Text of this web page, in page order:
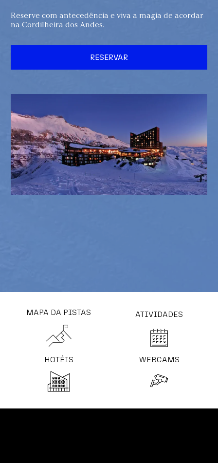
Reserve com antecedência e viva a magia de acordar
na Cordilheira dos Andes.
RESERVAR
MAPA DA PISTAS ATIVIDADES
HOTÉIS WEBCAMS